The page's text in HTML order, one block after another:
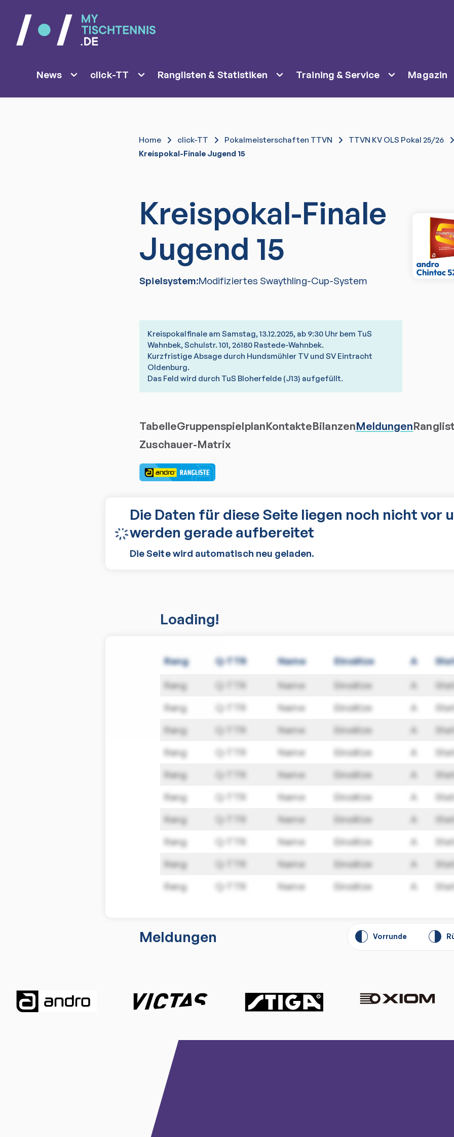
News click-TT Ranglisten & Statistiken Training & Service Magazin
Home click-TT Pokalmeisterschaften TTVN
TTVN KV OLS Pokal 25/26
Kreispokal-Finale Jugend 15
Kreispokal-Finale
Jugend 15
Spielsystem:Modifiziertes Swaythling-Cup-System
Kreispokalfinale am Samstag, 13.12.2025, ab 9:30 Uhr bem TuS
Wahnbek, Schulstr. 101, 26180 Rastede-Wahnbek.
Kurzfristige Absage durch Hundsmühler TV und SV Eintracht
Oldenburg.
Das Feld wird durch TuS Bloherfelde (J13) aufgefüllt.
TabelleGruppenspielplanKontakteBilanzenMeldungen
Zuschauer-Matrix
Die Daten für diese Seite liegen noch nicht vor
werden gerade aufbereitet
Die Seite wird automatisch neu geladen.
Loading!
Rang Q-TTR Name Einsätze A
Rang Q-TTR Name Einsätze A
Rang
Q-TTR Name Einsätze A
Rang
Q-TTR Name Einsätze A
Rang
Q-TTR Name Einsätze A
Rang
Q-TTR Name Einsätze A
Rang
Q-TTR Name Einsätze A
Rang
Q-TTR Name Einsätze A
Rang
Q-TTR Name Einsätze A
Rang
Q-TTR Name Einsätze A
Rang
Q-TTR Name Einsätze A
Meldungen Vorrunde